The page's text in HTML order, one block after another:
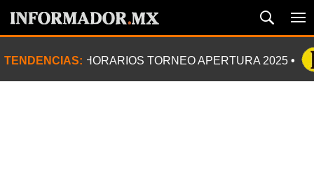
TENDENCIAS: HORARIOS TORNEO APERTURA 2025